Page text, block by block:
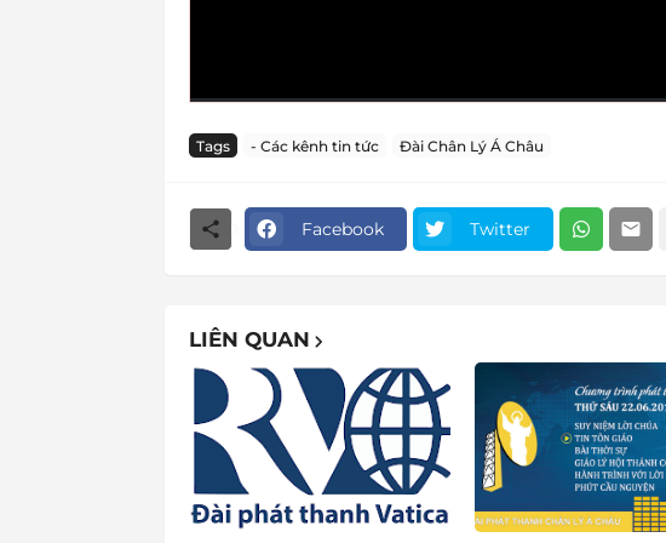
Tags - Các kênh tin tức Đài Chân Lý Á Châu
Facebook Twitter
LIÊN QUAN